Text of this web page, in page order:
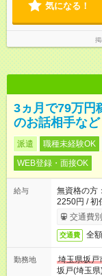
気になる！
3ヵ月で79万円
のお話相手など
派遣 職種未経験OK
WEB登録・面接OK
給与
無資格の方
2250円 / 初
交通費
交通費 全
勤務地
埼玉県坂戸
坂戸(埼玉県